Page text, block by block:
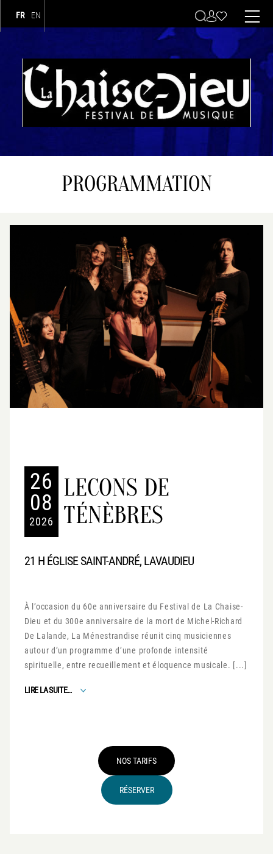
Navigation principale
FR EN
PROGRAMMATION
26
08
2026
LECONS DE
TÉNÈBRES
21 H ÉGLISE SAINT-ANDRÉ, LAVAUDIEU
À l’occasion du 60e anniversaire du Festival de La Chaise-
Dieu et du 300e anniversaire de la mort de Michel-Richard
De Lalande, La Ménestrandise réunit cinq musiciennes
autour d’un programme d’une profonde intensité
spirituelle, entre recueillement et éloquence musicale. [...]
LIRE LA SUITE… FROM LECONS DE TÉNÈBRES
NOS TARIFS
RÉSERVER